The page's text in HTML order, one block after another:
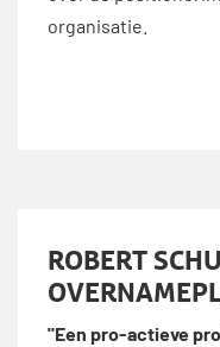
organisatie.
ROBERT
"Een pro-actieve